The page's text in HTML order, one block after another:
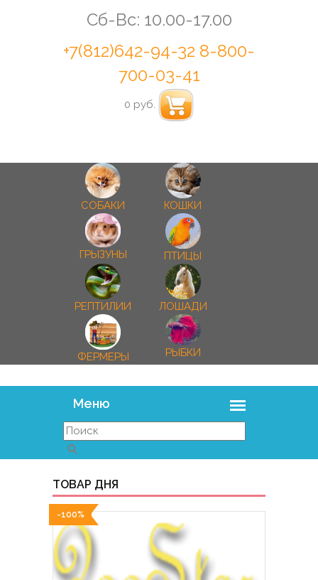
Сб-Вс: 10.00-17.00
+7(812)642-94-32 8-800-
700-03-41
0 руб.
СОБАКИ КОШКИ
ГРЫЗУНЫ ПТИЦЫ
РЕПТИЛИИ ЛОШАДИ
ФЕРМЕРЫ РЫБКИ
ТОВАР ДНЯ
-100%